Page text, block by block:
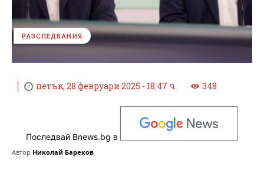
РАЗСЛЕДВАНИЯ
петък, 28 февруари 2025 - 18:47 ч. 348
Последвай Bnews.bg в
Автор Николай Бареков